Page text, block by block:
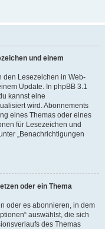
und einem
den Lesezeichen in Web-
Update. In phpBB 3.1
kannst eine
wird. Abonnements
eines Themas oder eines
für Lesezeichen und
„Benachrichtigungen
oder ein Thema
oder es abonnieren, in dem
auswählst, die sich
des Themas